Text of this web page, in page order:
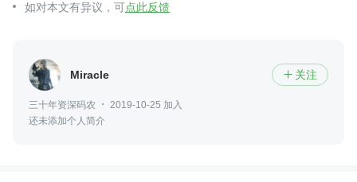
如对本文有异议，可点此反馈
Miracle  关注
三十年资深码农
2019-10-25 加入
还未添加个人简介